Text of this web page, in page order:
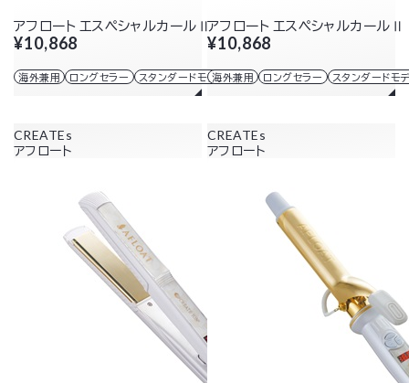
アフロート エスペシャルカールⅡ 38mm
¥10,868
海外兼用 ロングセラー スタンダードモデル
アフロート エスペシャルカールⅡ
¥10,868
海外兼用 ロングセラー スタンダードモ
CREATEs
アフロート
CREATEs
アフロート